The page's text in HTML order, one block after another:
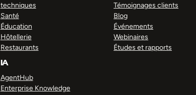
techniques
Santé
Éducation
Hôtellerie
Restaurants
IA
AgentHub
Enterprise Knowledge
Témoignages clients
Blog
Événements
Webinaires
Études et rapports